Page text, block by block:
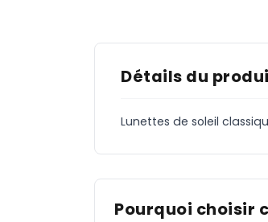
Détails du
Lunettes de soleil
Pourquoi choisir